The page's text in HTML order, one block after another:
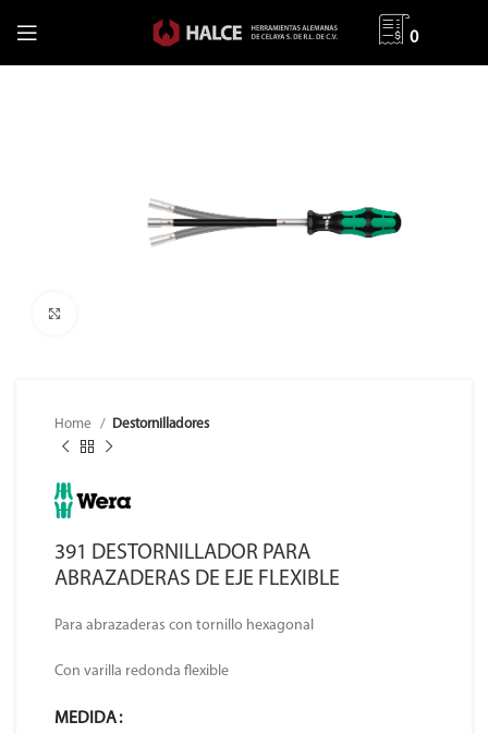
0
Home Destornilladores
391 DESTORNILLADOR PARA
ABRAZADERAS DE EJE FLEXIBLE
Para abrazaderas con tornillo hexagonal
Con varilla redonda flexible
MEDIDA